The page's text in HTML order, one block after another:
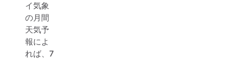
イ気象
の月間
天気予
報によ
れば、7